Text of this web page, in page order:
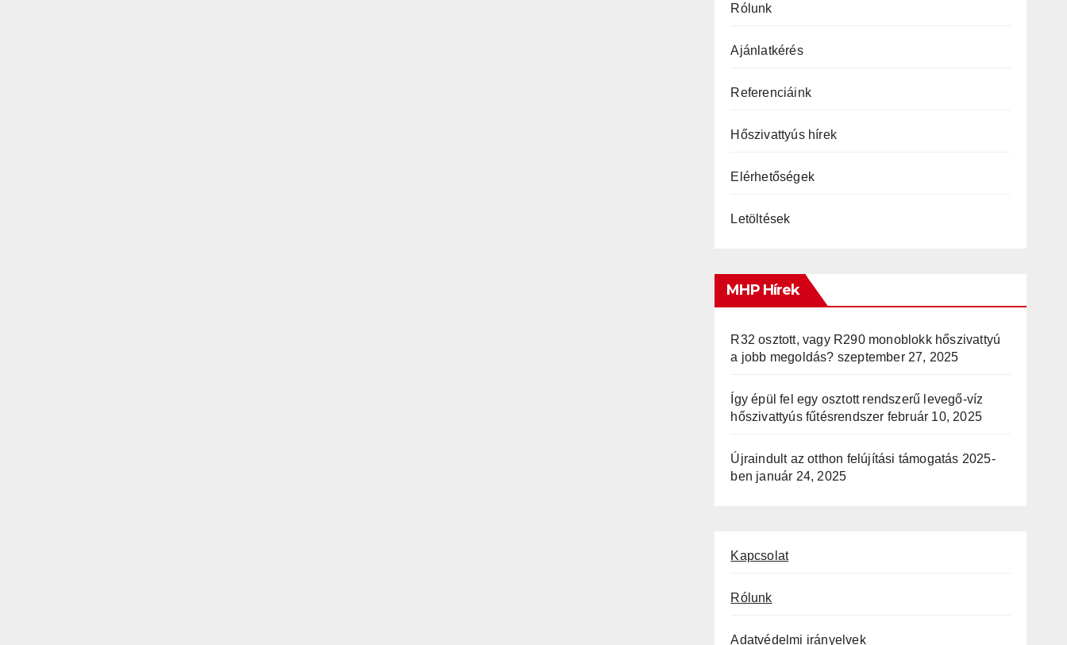
Rólunk
Ajánlatkérés
Referenciáink
Hőszivattyús hírek
Elérhetőségek
Letöltések
MHP Hírek
R32 osztott, vagy R290 monoblokk hőszivattyú
a jobb megoldás? szeptember 27, 2025
Így épül fel egy osztott rendszerű levegő-víz
hőszivattyús fűtésrendszer február 10, 2025
Újraindult az otthon felújítási támogatás 2025-
ben január 24, 2025
Kapcsolat
Rólunk
Adatvédelmi irányelvek